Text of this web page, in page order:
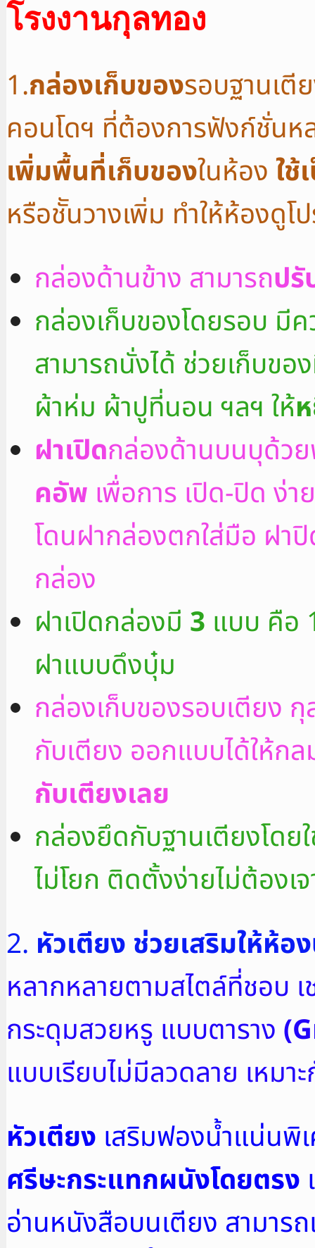
โรงงานกุลทอง
1.กล่องเก็บของรอบฐานเตี
คอนโดฯ ที่ต้องการฟังก์ชั่นห
เพิ่มพื้นที่เก็บของในห้อง ใช้
หรือชัันวางเพิ่ม ทำให้ห้องดูโ
กล่องด้านข้าง สามารถปรั
กล่องเก็บของโดยรอบ มี
สามารถนั่งได้ ช่วยเก็บขอ
ผ้าห่ม ผ้าปูที่นอน ฯลฯ ให้
ฝาเปิดกล่องด้านบนบุด้ว
คอัพ เพื่อการ เปิด-ปิด ง่
โดนฝากล่องตกใส่มือ ฝา
กล่อง
ฝาเปิดกล่องมี 3 แบบ คือ
ฝาแบบดึงบุ๋ม
กล่องเก็บของรอบเตียง
กับเตียง ออกแบบได้ให้ก
กับเตียงเลย
กล่องยึดกับฐานเตียงโดย
ไม่โยก ติดตั้งง่ายไม่ต้องเจ
2. หัวเตียง ช่วยเสริมให้ห้อ
หลากหลายตามสไตล์ที่ชอบ
กระดุมสวยหรู แบบตาราง
แบบเรียบไม่มีลวดลาย เหม
หัวเตียง เสริมฟองน้ำแน่นพิ
ศรีษะกระแทกผนังโดยตรง
อ่านหนังสือบนเตียง สามาร